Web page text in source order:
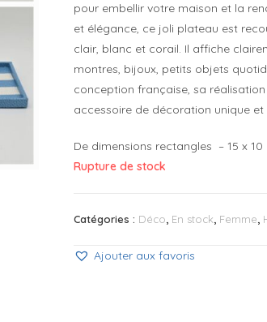
pour embellir votre maison et la
et élégance, ce joli plateau est
clair, blanc et corail. Il affiche
montres, bijoux, petits objets
conception française, sa
accessoire de décoration unique
De dimensions rectangles – 15 x 10
Rupture de stock
Catégories : Déco, En stock, Femme,
Ajouter aux favoris